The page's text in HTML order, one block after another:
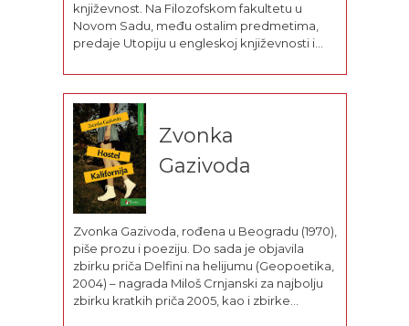
književnost. Na Filozofskom fakultetu u
Novom Sadu, među ostalim predmetima,
predaje Utopiju u engleskoj književnosti i
publikacijama objavila je više naučnih
radova.
Zvonka
Gazivoda
Zvonka Gazivoda, rođena u Beogradu (1970),
piše prozu i poeziju. Do sada je objavila
zbirku priča Delfini na helijumu (Geopoetika,
2004) – nagrada Miloš Crnjanski za najbolju
zbirku kratkih priča 2005, kao i zbirke